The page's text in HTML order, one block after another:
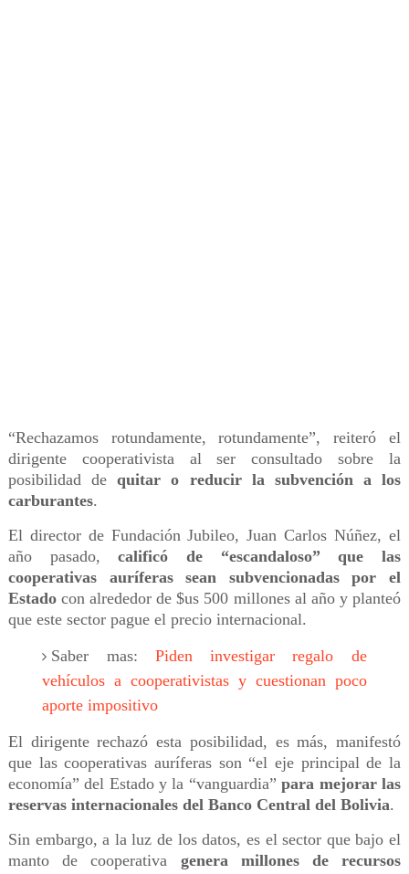
“Rechazamos rotundamente, rotundamente”, reiteró el
dirigente cooperativista al ser consultado sobre la
posibilidad dequitar o reducir la subvención a los
carburantes.
El director de Fundación Jubileo, Juan Carlos Núñez, el
año pasado,calificó de “escandaloso” que las
cooperativas auríferas sean subvencionadas por el
Estadocon alrededor de $us 500 millones al año y planteó
que este sector pague el precio internacional.
Saber mas: Piden investigar regalo de
vehículos a cooperativistas y cuestionan poco
aporte impositivo
El dirigente rechazó esta posibilidad, es más, manifestó
que las cooperativas auríferas son “el eje principal de la
economía” del Estado y la “vanguardia”para mejorar las
reservas internacionales del Banco Central del Bolivia.
Sin embargo, a la luz de los datos, es el sector que bajo el
manto de cooperativa genera millones de recursos